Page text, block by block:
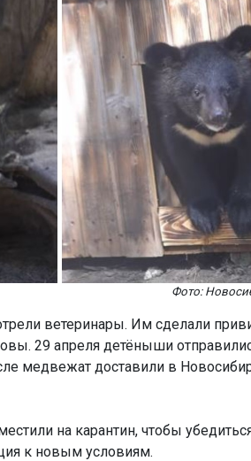
Фото:
ветеринары. Им сделали
29 апреля детёныши
медвежат доставили в
на карантин, чтобы
к новым условиям.